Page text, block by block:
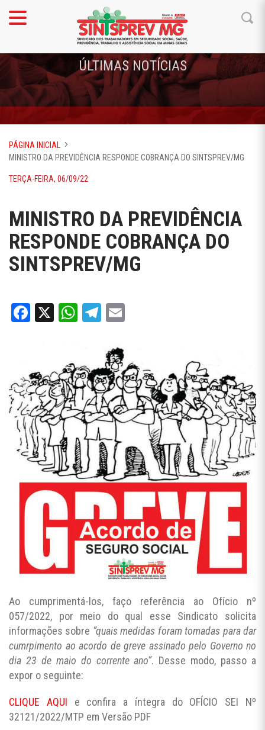
ÚLTIMAS NOTÍCIAS
PÁGINA INICIAL
MINISTRO DA PREVIDÊNCIA RESPONDE COBRANÇA DO SINTSPREV/MG
TERÇA-FEIRA, 06/09/22
MINISTRO DA PREVIDÊNCIA
RESPONDE COBRANÇA DO
SINTSPREV/MG
Facebook
X WhatsApp
Telegram
Ao cumprimentá-los, faço referência ao Ofício nº
057/2022, por meio do qual esse Sindicato solicita
informações sobre “quais medidas foram tomadas para dar
cumrpimento ao acordo de greve assinado pelo Governo no
dia 23 de maio do corrente ano”. Desse modo, passo a
expor o seguinte:
CLIQUE AQUI e confira a íntegra do OFÍCIO SEI Nº
32121/2022/MTP em Versão PDF